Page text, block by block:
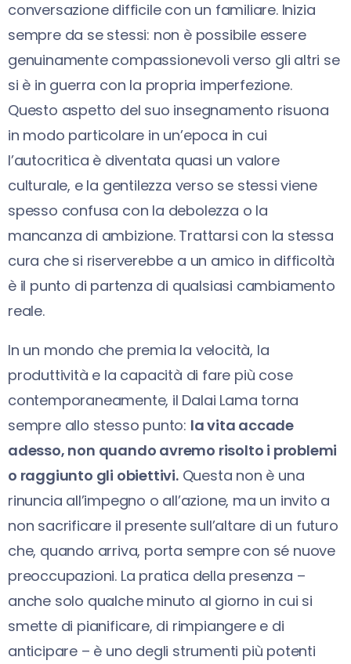
conversazione difficile con un familiare. Inizia
sempre da se stessi: non è possibile essere
genuinamente compassionevoli verso gli altri se
si è in guerra con la propria imperfezione.
Questo aspetto del suo insegnamento risuona
in modo particolare in un’epoca in cui
l’autocritica è diventata quasi un valore
culturale, e la gentilezza verso se stessi viene
spesso confusa con la debolezza o la
mancanza di ambizione. Trattarsi con la stessa
cura che si riserverebbe a un amico in difficoltà
è il punto di partenza di qualsiasi cambiamento
reale.
In un mondo che premia la velocità, la
produttività e la capacità di fare più cose
contemporaneamente, il Dalai Lama torna
sempre allo stesso punto: la vita accade
adesso, non quando avremo risolto i problemi
o raggiunto gli obiettivi.Questa non è una
rinuncia all’impegno o all’azione, ma un invito a
non sacrificare il presente sull’altare di un futuro
che, quando arriva, porta sempre con sé nuove
preoccupazioni. La pratica della presenza –
anche solo qualche minuto al giorno in cui si
smette di pianificare, di rimpiangere e di
anticipare – è uno degli strumenti più potenti